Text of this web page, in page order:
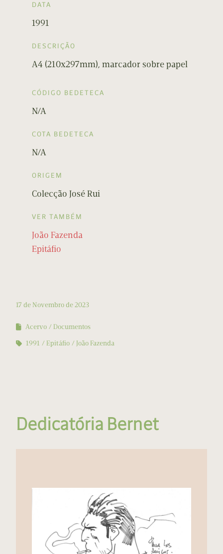
DATA
1991
DESCRIÇÃO
A4 (210x297mm), marcador sobre papel
CÓDIGO BEDETECA
N/A
COTA BEDETECA
N/A
ORIGEM
Colecção José Rui
VER TAMBÉM
João Fazenda
Epitáfio
17 de Novembro de 2023
Acervo
Documentos
1991
Epitáfio João Fazenda
Dedicatória Bernet